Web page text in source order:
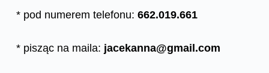
* pod numerem telefonu: 662.019.661
* pisząc na maila: jacekanna@gmail.com